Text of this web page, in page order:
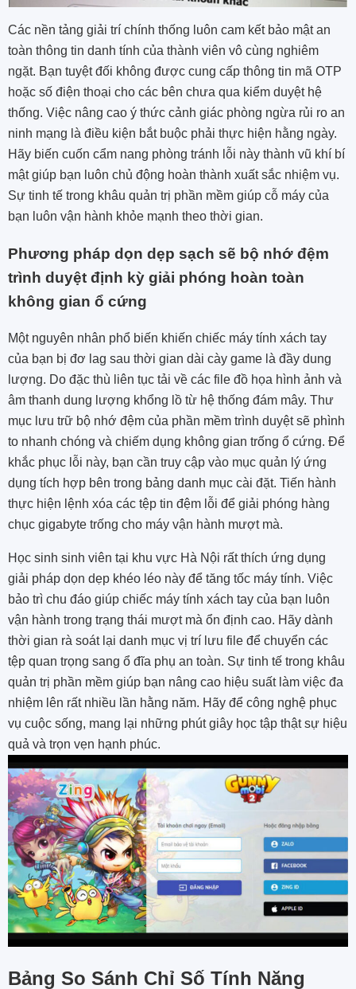
Các nền tảng giải trí chính thống luôn cam kết bảo mật an
toàn thông tin danh tính của thành viên vô cùng nghiêm
ngặt. Bạn tuyệt đối không được cung cấp thông tin mã OTP
hoặc số điện thoại cho các bên chưa qua kiểm duyệt hệ
thống. Việc nâng cao ý thức cảnh giác phòng ngừa rủi ro an
ninh mạng là điều kiện bắt buộc phải thực hiện hằng ngày.
Hãy biến cuốn cẩm nang phòng tránh lỗi này thành vũ khí bí
mật giúp bạn luôn chủ động hoàn thành xuất sắc nhiệm vụ.
Sự tinh tế trong khâu quản trị phần mềm giúp cỗ máy của
bạn luôn vận hành khỏe mạnh theo thời gian.
Phương pháp dọn dẹp sạch sẽ bộ nhớ đệm
trình duyệt định kỳ giải phóng hoàn toàn
không gian ổ cứng
Một nguyên nhân phổ biến khiến chiếc máy tính xách tay
của bạn bị đơ lag sau thời gian dài cày game là đầy dung
lượng. Do đặc thù liên tục tải về các file đồ họa hình ảnh và
âm thanh dung lượng khổng lồ từ hệ thống đám mây. Thư
mục lưu trữ bộ nhớ đệm của phần mềm trình duyệt sẽ phình
to nhanh chóng và chiếm dụng không gian trống ổ cứng. Để
khắc phục lỗi này, bạn cần truy cập vào mục quản lý ứng
dụng tích hợp bên trong bảng danh mục cài đặt. Tiến hành
thực hiện lệnh xóa các tệp tin đệm lỗi để giải phóng hàng
chục gigabyte trống cho máy vận hành mượt mà.
Học sinh sinh viên tại khu vực Hà Nội rất thích ứng dụng
giải pháp dọn dẹp khéo léo này để tăng tốc máy tính. Việc
bảo trì chu đáo giúp chiếc máy tính xách tay của bạn luôn
vận hành trong trạng thái mượt mà ổn định cao. Hãy dành
thời gian rà soát lại danh mục vị trí lưu file để chuyển các
tệp quan trọng sang ổ đĩa phụ an toàn. Sự tinh tế trong khâu
quản trị phần mềm giúp bạn nâng cao hiệu suất làm việc đa
nhiệm lên rất nhiều lần hằng năm. Hãy để công nghệ phục
vụ cuộc sống, mang lại những phút giây học tập thật sự hiệu
quả và trọn vẹn hạnh phúc.
Bảng So Sánh Chỉ Số Tính Năng